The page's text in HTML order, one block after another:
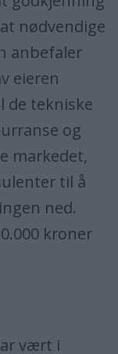
nødvendige
anbefaler
eieren
de tekniske
og
markedet,
til å
ned.
kroner
vært i